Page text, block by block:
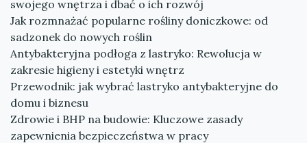
swojego wnętrza i dbać o ich rozwój
Jak rozmnażać popularne rośliny doniczkowe: od
sadzonek do nowych roślin
Antybakteryjna podłoga z lastryko: Rewolucja w
zakresie higieny i estetyki wnętrz
Przewodnik: jak wybrać lastryko antybakteryjne do
domu i biznesu
Zdrowie i BHP na budowie: Kluczowe zasady
zapewnienia bezpieczeństwa w pracy